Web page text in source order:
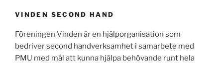
VINDEN SECOND HAND
Föreningen Vinden är en hjälporganisation som
bedriver second handverksamhet i samarbete med
PMU med mål att kunna hjälpa behövande runt hela